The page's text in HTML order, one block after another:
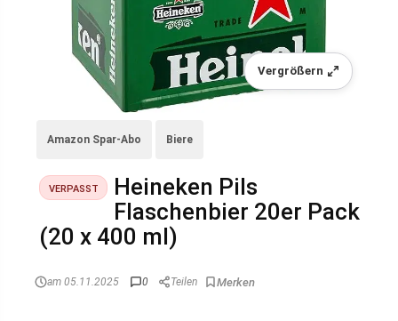
Vergrößern
Amazon Spar-Abo Biere
VERPASST
Heineken Pils
Flaschenbier 20er Pack
(20 x 400 ml)
am 05.11.2025 0 Teilen